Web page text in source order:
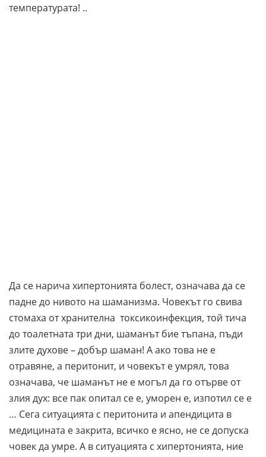
температурата! ..
Да се нарича хипертонията болест, означава да се
падне до нивото на шаманизма. Човекът го свива
стомаха от хранителна токсикоинфекция, той тича
до тоалетната три дни, шаманът бие тъпана, пъди
злите духове – добър шаман! А ако това не е
отравяне, а перитонит, и човекът е умрял, това
означава, че шаманът не е могъл да го отърве от
злия дух: все пак опитал се е, уморен е, изпотил се е
… Сега ситуацията с перитонита и апендицита в
медицината е закрита, всичко е ясно, не се допуска
човек да умре. А в ситуацията с хипертонията, ние